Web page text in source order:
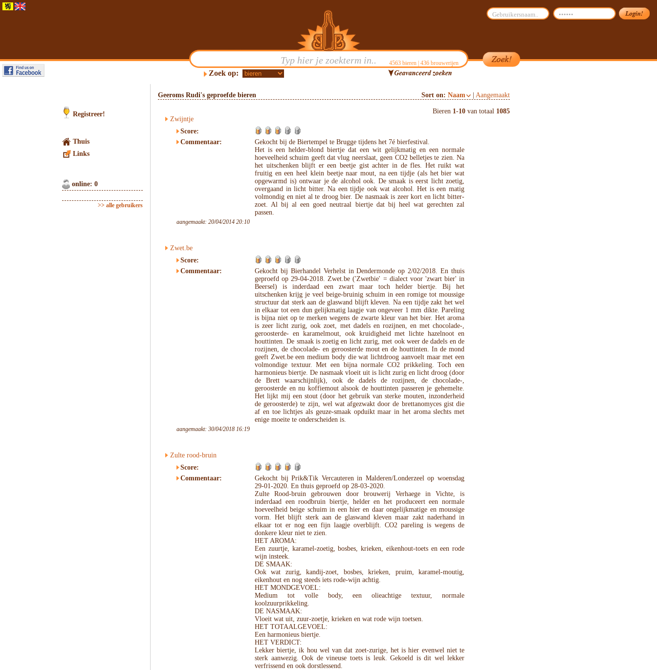
4563bieren | 436brouwerijen
Zoek op:
Registreer!
Thuis
Links
online: 0
>> alle gebruikers
Geeroms Rudi's geproefde bieren Sort on: Naam Aangemaakt
Bieren 1-10 van totaal 1085
Zwijntje
Score:
Commentaar:
Gekocht bij de Biertempel te Brugge tijdens het 7é bierfestival.
Het is een helder-blond biertje dat een wit gelijkmatig en een normale
hoeveelheid schuim geeft dat vlug neerslaat, geen CO2 belletjes te zien. Na
het uitschenken blijft er een beetje gist achter in de fles. Het ruikt wat
fruitig en een heel klein beetje naar mout, na een tijdje (als het bier wat
opgewarmd is) ontwaar je de alcohol ook. De smaak is eerst licht zoetig,
overgaand in licht bitter. Na een tijdje ook wat alcohol. Het is een matig
volmondig en niet al te droog bier. De nasmaak is zeer kort en licht bitter-
zoet. Al bij al een goed neutraal biertje dat bij heel wat gerechten zal
passen.
aangemaakt: 20/04/2014 20:10
Zwet.be
Score:
Commentaar:
Gekocht bij Bierhandel Verhelst in Dendermonde op 2/02/2018. En thuis
geproefd op 29-04-2018. Zwet.be ('Zwetbie' = dialect voor 'zwart bier' in
Beersel) is inderdaad een zwart maar toch helder biertje. Bij het
uitschenken krijg je veel beige-bruinig schuim in een romige tot moussige
structuur dat sterk aan de glaswand blijft kleven. Na een tijdje zakt het wel
in elkaar tot een dun gelijkmatig laagje van ongeveer 1 mm dikte. Pareling
is bijna niet op te merken wegens de zwarte kleur van het bier. Het aroma
is zeer licht zurig, ook zoet, met dadels en rozijnen, en met chocolade-,
geroosterde- en karamelmout, ook kruidigheid met lichte hazelnoot en
houttinten. De smaak is zoetig en licht zurig, met ook weer de dadels en de
rozijnen, de chocolade- en geroosterde mout en de houttinten. In de mond
geeft Zwet.be een medium body die wat lichtdroog aanvoelt maar met een
volmondige textuur. Met een bijna normale CO2 prikkeling. Toch een
harmonieus biertje. De nasmaak vloeit uit is licht zurig en licht droog (door
de Brett waarschijnlijk), ook de dadels de rozijnen, de chocolade-,
geroosterde en nu koffiemout alsook de houttinten passeren je gehemelte.
Het lijkt mij een stout (door het gebruik van sterke mouten, inzonderheid
de geroosterde) te zijn, wel wat afgezwakt door de brettanomyces gist die
af en toe lichtjes als geuze-smaak opduikt maar in het aroma slechts met
enige moeite te onderscheiden is.
aangemaakt: 30/04/2018 16:19
Zulte rood-bruin
Score:
Commentaar:
Gekocht bij Prik&Tik Vercauteren in Malderen/Londerzeel op woensdag
29-01-2020. En thuis geproefd op 28-03-2020.
Zulte Rood-bruin gebrouwen door brouwerij Verhaege in Vichte, is
inderdaad een roodbruin biertje, helder en het produceert een normale
hoeveelheid beige schuim in een hier en daar ongelijkmatige en moussige
vorm. Het blijft sterk aan de glaswand kleven maar zakt naderhand in
elkaar tot er nog een fijn laagje overblijft. CO2 pareling is wegens de
donkere kleur niet te zien.
HET AROMA:
Een zuurtje, karamel-zoetig, bosbes, krieken, eikenhout-toets en een rode
wijn insteek.
DE SMAAK:
Ook wat zurig, kandij-zoet, bosbes, krieken, pruim, karamel-moutig,
eikenhout en nog steeds iets rode-wijn achtig.
HET MONDGEVOEL:
Medium tot volle body, een olieachtige textuur, normale
koolzuurprikkeling.
DE NASMAAK:
Vloeit wat uit, zuur-zoetje, krieken en wat rode wijn toetsen.
HET TOTAALGEVOEL:
Een harmonieus biertje.
HET VERDICT:
Lekker biertje, ik hou wel van dat zoet-zurige, het is hier evenwel niet te
sterk aanwezig. Ook de vineuse toets is leuk. Gekoeld is dit wel lekker
verfrissend en ook dorstlessend.